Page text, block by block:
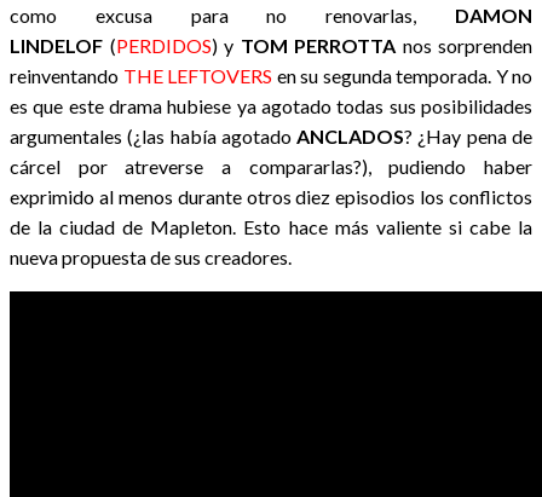
como excusa para no renovarlas, DAMON
LINDELOF (PERDIDOS) y TOM PERROTTA nos sorprenden
reinventando THE LEFTOVERS en su segunda temporada. Y no
es que este drama hubiese ya agotado todas sus posibilidades
argumentales (¿las había agotadoANCLADOS? ¿Hay pena de
cárcel por atreverse a compararlas?), pudiendo haber
exprimido al menos durante otros diez episodios los conflictos
de la ciudad de Mapleton. Esto hace más valiente si cabe la
nueva propuesta de sus creadores.